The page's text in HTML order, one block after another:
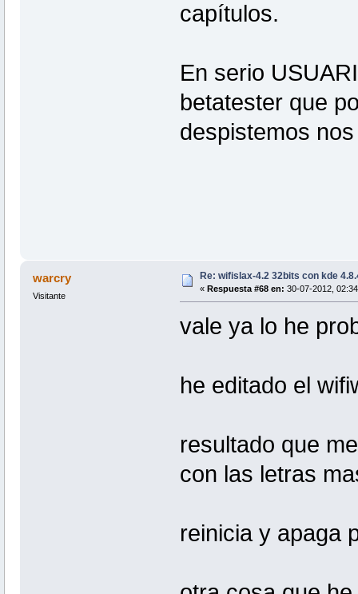
capítulos.
En serio
betatester que
despistemos
warcry
Visitante
Re: wifislax-4.2 32bits con kde
« Respuesta #68 en: 30-07-2012,
vale ya lo he
he editado el
resultado que
con las letras
reinicia y apaga